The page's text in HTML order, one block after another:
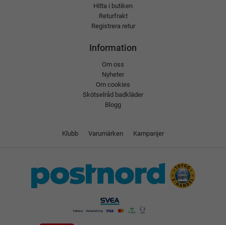
Hitta i butiken
Returfrakt
Registrera retur
Information
Om oss
Nyheter
Om cookies
Skötselråd badkläder
Blogg
Klubb Varumärken Kampanjer